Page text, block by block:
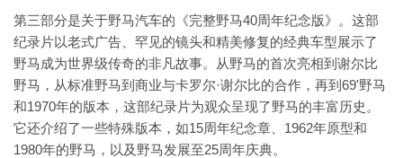
第三部分是关于野马汽车的《完整野马40周年纪念版》。这部
纪录片以老式广告、罕见的镜头和精美修复的经典车型展示了
野马成为世界级传奇的非凡故事。从野马的首次亮相到谢尔比
野马，从标准野马到商业与卡罗尔·谢尔比的合作，再到69'野马
和1970年的版本，这部纪录片为观众呈现了野马的丰富历史。
它还介绍了一些特殊版本，如15周年纪念章、1962年原型和
1980年的野马，以及野马发展至25周年庆典。